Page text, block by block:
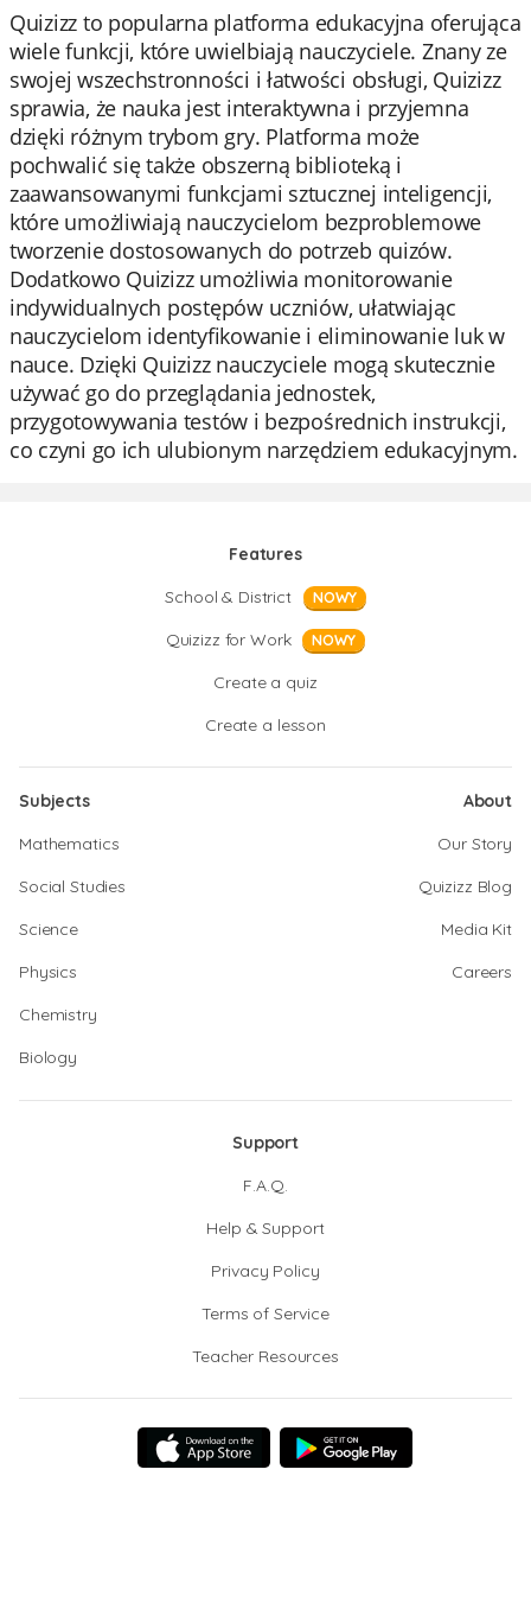
Quizizz to popularna platforma edukacyjna oferująca
wiele funkcji, które uwielbiają nauczyciele. Znany ze
swojej wszechstronności i łatwości obsługi, Quizizz
sprawia, że nauka jest interaktywna i przyjemna
dzięki różnym trybom gry. Platforma może
pochwalić się także obszerną biblioteką i
zaawansowanymi funkcjami sztucznej inteligencji,
które umożliwiają nauczycielom bezproblemowe
tworzenie dostosowanych do potrzeb quizów.
Dodatkowo Quizizz umożliwia monitorowanie
indywidualnych postępów uczniów, ułatwiając
nauczycielom identyfikowanie i eliminowanie luk w
nauce. Dzięki Quizizz nauczyciele mogą skutecznie
używać go do przeglądania jednostek,
przygotowywania testów i bezpośrednich instrukcji,
co czyni go ich ulubionym narzędziem edukacyjnym.
Features
School & District
NOWY
Quizizz for Work NOWY
Create a quiz
Create a lesson
Subjects
Mathematics
Social Studies
Science
Physics
Chemistry
Biology
About
Our Story
Quizizz Blog
Media Kit
Careers
Support
F.A.Q.
Help & Support
Privacy Policy
Terms of Service
Teacher Resources